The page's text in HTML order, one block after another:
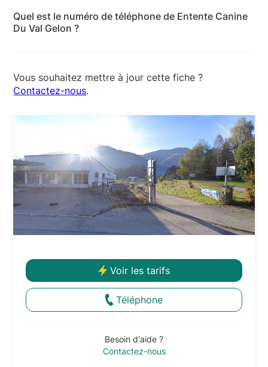
note moyenne de 4,9 sur 5.
Quel est le numéro de téléphone de Entente Canine
Du Val Gelon ?
Vous souhaitez mettre à jour cette fiche ?
Contactez-nous.
Voir les tarifs
Téléphone
Besoin d'aide ?
Contactez-nous